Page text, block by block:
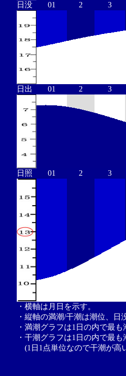
日没 01 2 3
日出 01 2 3
日照 01 2 3
・横軸は月日を示す。
・縦軸の満潮/干潮は潮位、
・満潮グラフは1日の内で最
・干潮グラフは1日の内で最
(1日1点単位なので干潮が高